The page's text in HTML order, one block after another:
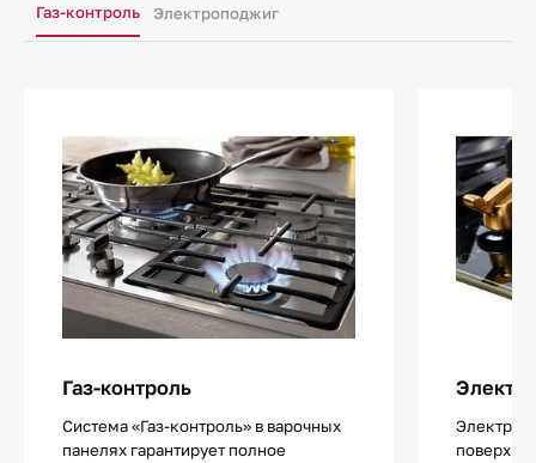
Газ-контроль Электроподжиг
Газ-контроль
Система «Газ-контроль» в варочных
панелях гарантирует полное